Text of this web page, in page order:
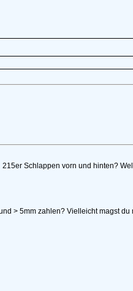
Schlappen vorn und hinten?
> 5mm zahlen? Vielleicht magst du